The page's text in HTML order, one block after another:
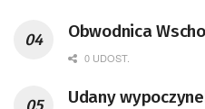
Obwodnica
0 UDOST.
Udany